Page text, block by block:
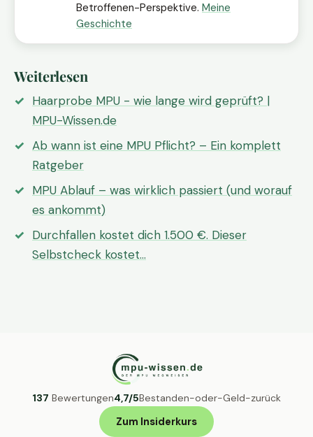
Betroffenen-Perspektive. Meine
Geschichte
Weiterlesen
Haarprobe MPU - wie lange wird geprüft? |
MPU-Wissen.de
Ab wann ist eine MPU Pflicht? – Ein komplett
Ratgeber
MPU Ablauf – was wirklich passiert (und worauf
es ankommt)
Durchfallen kostet dich 1.500 €. Dieser
Selbstcheck kostet…
137 Bewertungen4,7/5Bestanden-oder-Geld-zurück
Zum Insiderkurs